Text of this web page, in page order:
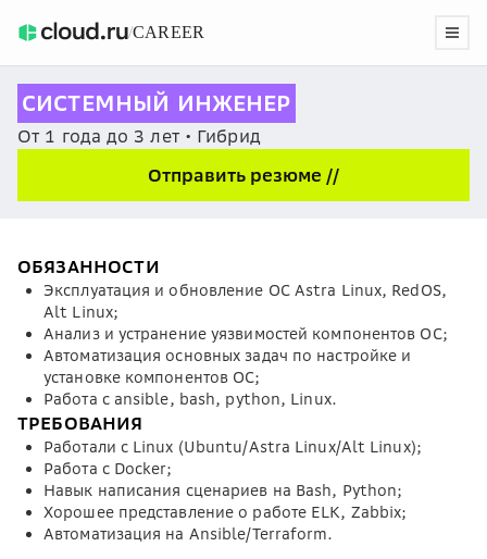
/CAREER
СИСТЕМНЫЙ ИНЖЕНЕР
От 1 года до 3 лет • Гибрид
Отправить резюме //
ОБЯЗАННОСТИ
​​​​​​​Эксплуатация и обновление ОС Astra Linux, RedOS,
Alt Linux;
Анализ и устранение уязвимостей компонентов ОС;
Автоматизация основных задач по настройке и
установке компонентов ОС;
Работа с ansible, bash, python, Linux.
ТРЕБОВАНИЯ
​​​​​​​​​​​​​​Работали с Linux (Ubuntu/Astra Linux/Alt Linux);
Работа с Docker;
Навык написания сценариев на Bash, Python;
Хорошее представление о работе ELK, Zabbix;
Автоматизация на Ansible/Terraform.